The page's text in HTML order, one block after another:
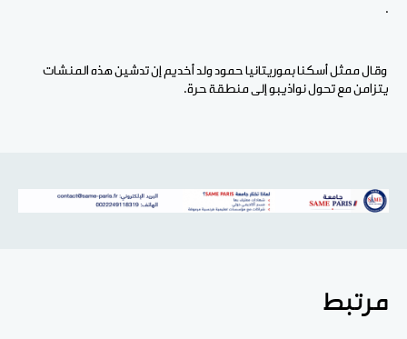
.
وقال ممثل أسكنا بموريتانيا حمود ولد أخديم إن تدشين هذه المنشات
يتزامن مع تحول نواذيبو إلى منطقة حرة.
مرتبط